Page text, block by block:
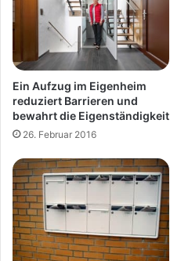
Ein Aufzug im Eigenheim
reduziert Barrieren und
bewahrt die Eigenständigkeit
26. Februar 2016